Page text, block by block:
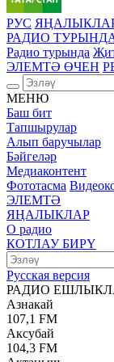
РУС
РАДИО
Радио турында
ЭЛЕМТӘ ӨЧЕН
МЕНЮ
Баш бит
Тапшырулар
Алып баручылар
Бәйгеләр
Медиаконтент
Фототасма
ЭЛЕМТӘ
ЯҢАЛЫКЛАР
О радио
КОТЛАУ БИРҮ
Русская версия
РАДИО
Азнакай
107,1 FM
Аксубай
104,3 FM